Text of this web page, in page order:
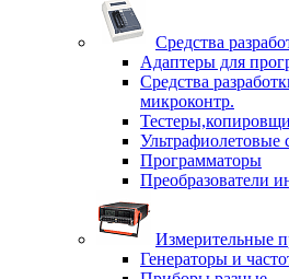
Средства
Адаптеры для
Средства
микроконтр.
Ультрафиолетовые
Программаторы
Преобразователи
Измерительные
Генераторы и